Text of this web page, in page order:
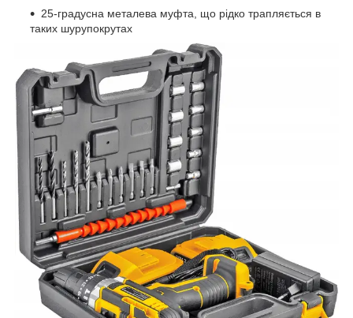
25-градусна металева муфта, що рідко трапляється в
таких шурупокрутах